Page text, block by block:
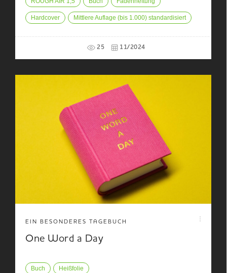
Hardcover Mittlere Auflage (bis 1.000) standardisiert
25 11/2024
EIN BESONDERES TAGEBUCH
One Word a Day
Buch Heißfolie